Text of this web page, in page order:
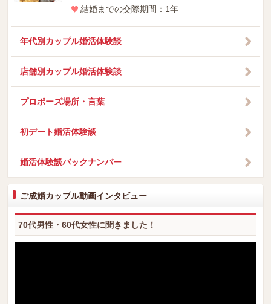
結婚までの交際期間：1年
年代別カップル婚活体験談
店舗別カップル婚活体験談
プロポーズ場所・言葉
初デート婚活体験談
婚活体験談バックナンバー
ご成婚カップル動画インタビュー
70代男性・60代女性に聞きました！